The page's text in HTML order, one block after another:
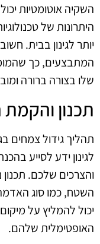
השקיה אוטומטיות
היתרונות של
יותר לגינון בבית.
המתבצעים, כך
שלו בצורה ברורה
תכנון והקמת
תהליך גידול צמחים
לגינון ידע לסייע
והצרכים שלכם. תכנון
השטח, כמו סוג
יכול להמליץ על
האופטימלית שלהם.